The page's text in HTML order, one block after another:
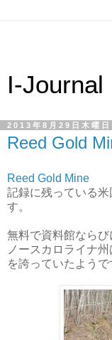
I-Journal
2013年8月29日木曜日
Reed Gold
Reed Gold Mine
記録に残っている
す。
無料で資料館ならび
ノースカロライナ
を誇っていたようで